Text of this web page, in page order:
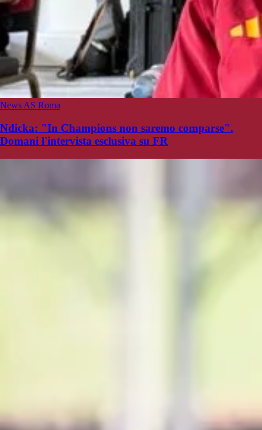
News AS Roma
Ndicka: "In Champions non saremo comparse".
Domani l'intervista esclusiva su FR